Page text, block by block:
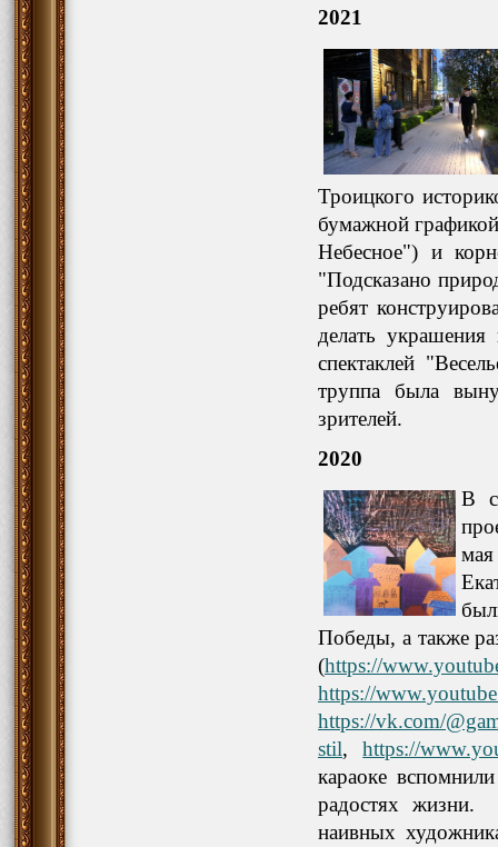
2021
Троицкого
бумажной
Небесное") и
"Подсказано
ребят
делать
спектаклей
труппа была
зрителей.
2020
В
Победы, а также
(https://
https://
https://vk.com/
stil,https://
караоке
радостях жизни.
наивных